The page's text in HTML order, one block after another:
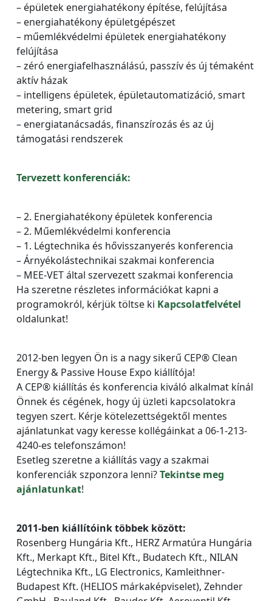
– épületek energiahatékony építése, felújítása
– energiahatékony épületgépészet
– műemlékvédelmi épületek energiahatékony
felújítása
– zéró energiafelhasználású, passzív és új témaként
aktív házak
– intelligens épületek, épületautomatizáció, smart
metering, smart grid
– energiatanácsadás, finanszírozás és az új
támogatási rendszerek
Tervezett konferenciák:
– 2. Energiahatékony épületek konferencia
– 2. Műemlékvédelmi konferencia
– 1. Légtechnika és hővisszanyerés konferencia
– Árnyékolástechnikai szakmai konferencia
– MEE-VET által szervezett szakmai konferencia
Ha szeretne részletes információkat kapni a
programokról, kérjük töltse ki Kapcsolatfelvétel
oldalunkat!
2012-ben legyen Ön is a nagy sikerű CEP® Clean
Energy & Passive House Expo kiállítója!
A CEP® kiállítás és konferencia kiváló alkalmat kínál
Önnek és cégének, hogy új üzleti kapcsolatokra
tegyen szert. Kérje kötelezettségektől mentes
ajánlatunkat vagy keresse kollégáinkat a 06-1-213-
4240-es telefonszámon!
Esetleg szeretne a kiállítás vagy a szakmai
konferenciák szponzora lenni?Tekintse meg
ajánlatunkat!
2011-ben kiállítóink többek között:
Rosenberg Hungária Kft., HERZ Armatúra Hungária
Kft., Merkapt Kft., Bitel Kft., Budatech Kft., NILAN
Légtechnika Kft., LG Electronics, Kamleithner-
Budapest Kft. (HELIOS márkaképviselet), Zehnder